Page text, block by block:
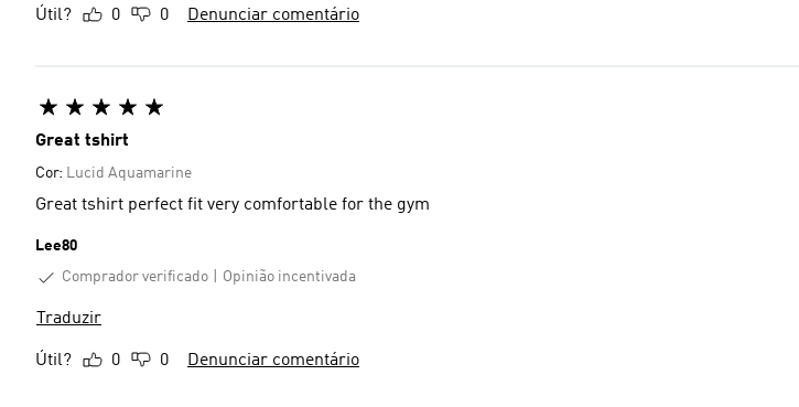
Útil? 0 0 Denunciar comentário
Great tshirt
Cor: Lucid Aquamarine
Great tshirt perfect fit very comfortable for the gym
Lee80
Comprador verificado
Opinião incentivada
Traduzir
Útil? 0 0 Denunciar comentário